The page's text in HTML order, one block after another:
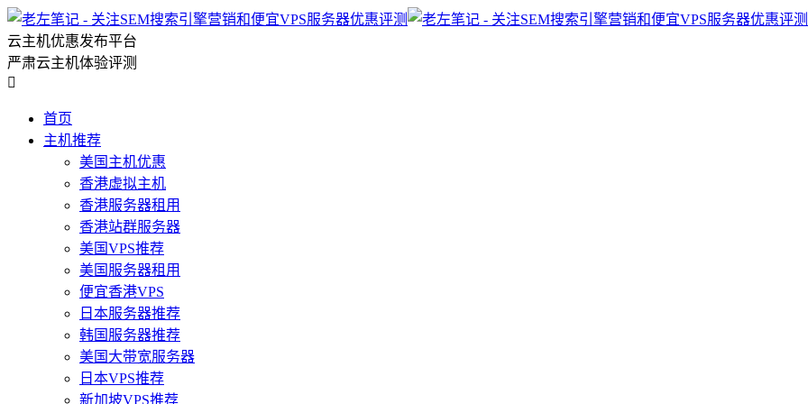
云主机优惠发布平台
严肃云主机体验评测

首页
主机推荐
美国主机优惠
香港虚拟主机
香港服务器租用
香港站群服务器
美国VPS推荐
美国服务器租用
便宜香港VPS
日本服务器推荐
韩国服务器推荐
美国大带宽服务器
日本VPS推荐
新加坡VPS推荐